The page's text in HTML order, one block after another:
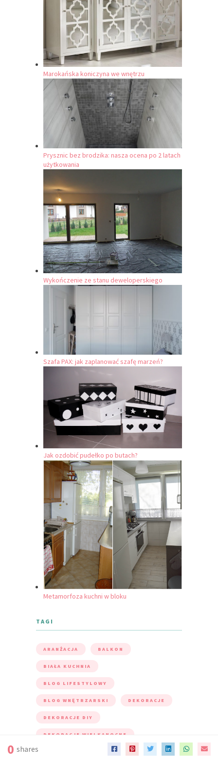
Marokańska koniczyna we wnętrzu
Prysznic bez brodzika: nasza ocena po 2 latach
użytkowania
Wykończenie ze stanu deweloperskiego
Szafa PAX: jak zaplanować szafę marzeń?
Jak ozdobić pudełko po butach?
Metamorfoza kuchni w bloku
TAGI
ARANŻACJA BALKON
BIAŁA KUCHNIA
BLOG LIFESTYLOWY
BLOG WNĘTRZARSKI DEKORACJE
DEKORACJE DIY
DEKORACJE WIELKANOCNE
DEKORACJE ŚWIĄTECZNE DIY
0 shares